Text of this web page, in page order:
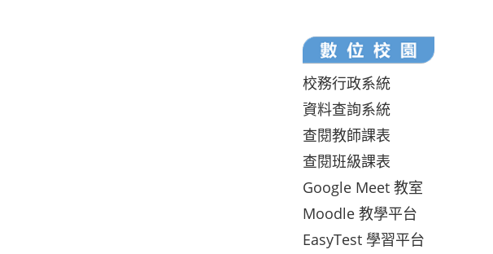
校務行政系統
資料查詢系統
查閱教師課表
查閱班級課表
Google Meet 教室
Moodle 教學平台
EasyTest 學習平台